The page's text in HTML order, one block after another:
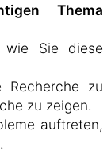
Thema
wie Sie diese
Recherche zu
zu zeigen.
auftreten,